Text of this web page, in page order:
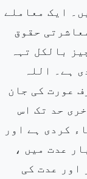
ایک معاملے
حقوق
بالکل تہہ
ہے۔ اللہ
عورت کی جان
حد تک اس
کردی ہے اور
عدت میں ،
اور عدت کی